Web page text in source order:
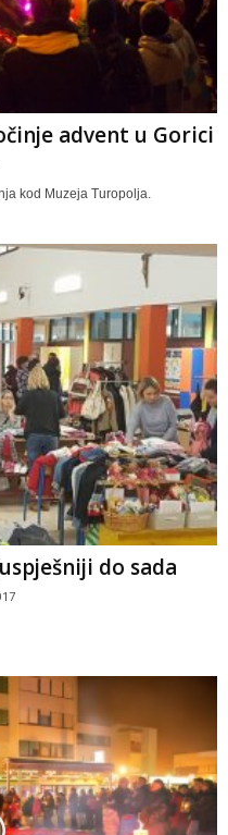
advent u Gorici
kod Muzeja Turopolja.
do sada